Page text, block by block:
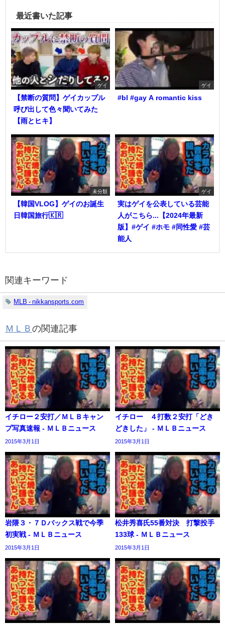
最近書いた記事
ゲイ
【禁断の質問】ゲイカップル
呼び出して色々聞いてみた
【雨とヒキ】
ゲイ
#bl #gay A romantic kiss
未分類
【韓国VLOG】ゲイのお誕生
日韓国旅行🇰🇷
ゲイ
実はゲイを公表している芸能
人がこちら...【2024年最新
版】#ゲイ #ホモ #同性愛 #芸
能人
関連キーワード
MLB - nikkansports.com
ＭＬＢ の関連記事
イチロー２安打／ＭＬＢキャン
プ写真速報 - ＭＬＢニュース
2015年3月1日
イチロー ４打数２安打「どき
どきした」 - ＭＬＢニュース
2015年3月1日
岩隈３・７Ｄバックス戦で今季
初実戦 - ＭＬＢニュース
2015年3月1日
松井秀喜氏55番対決 打撃投手
133球 - ＭＬＢニュース
2015年3月1日